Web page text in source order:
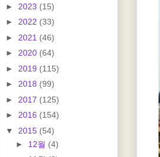
► 2023 (15)
► 2022 (33)
► 2021 (46)
► 2020 (64)
► 2019 (115)
► 2018 (99)
► 2017 (125)
► 2016 (154)
▼ 2015 (54)
► 12월 (4)